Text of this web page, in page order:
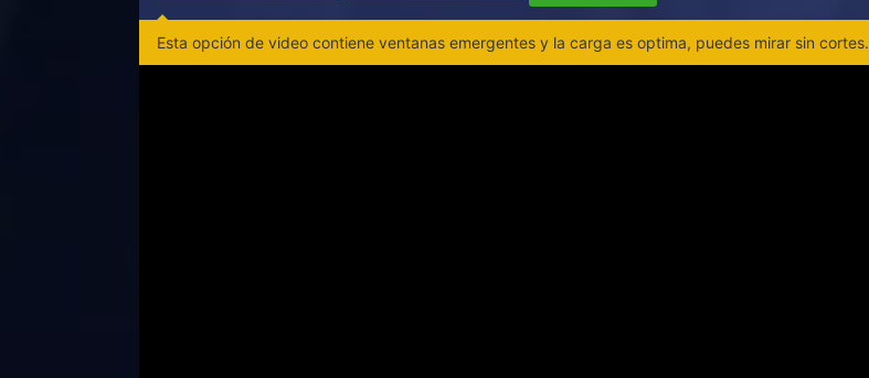
Esta opción de video contiene ventanas emergentes y la carga es optima, puedes mirar sin cortes.